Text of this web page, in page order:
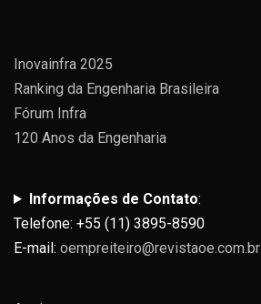
Inovainfra 2025
Ranking da Engenharia Brasileira
Fórum Infra
120 Anos da Engenharia
Informações de Contato:
Telefone: +55 (11) 3895-8590
E-mail: oempreiteiro@revistaoe.com.br